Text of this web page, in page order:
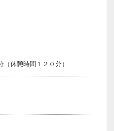
（休憩時間１２０分）